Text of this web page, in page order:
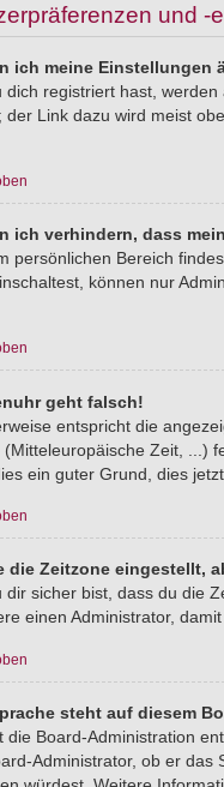
und -
ich meine Einstellungen
dich registriert hast,
der Link dazu wird meist
ich verhindern, dass
persönlichen Bereich
können nur
geht falsch!
entspricht die
(Mitteleuropäische Zeit, ...)
ein guter Grund, dies jetzt
die Zeitzone eingestellt,
dir sicher bist, dass du die
einen Administrator,
steht auf diesem
die Board-Administration
Administrator, ob er das